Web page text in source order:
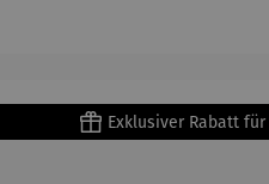
Exklusiver Rabatt